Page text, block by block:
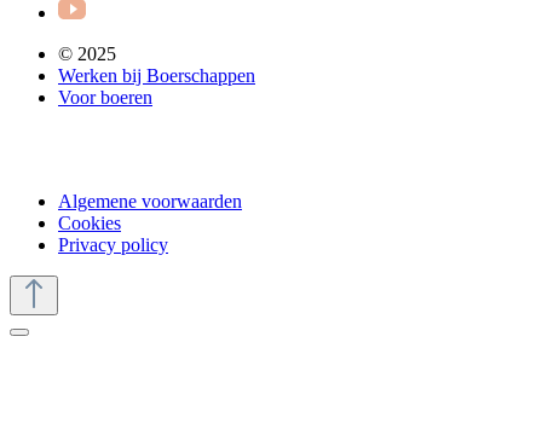
© 2025
Werken bij Boerschappen
Voor boeren
Algemene voorwaarden
Cookies
Privacy policy